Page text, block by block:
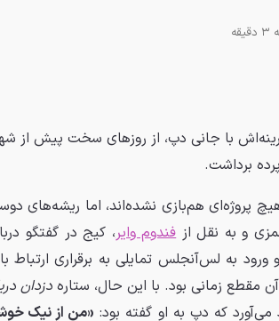
با جانی دپ، از روزهای سخت پیش از
برداشت.
پروژه‌ای هم‌بازی نشده‌اند، اما ریشه‌های
فندوم وایر، کیج در گفتگو
به لس‌آنجلس تمایلی به برقراری ارتباط
مقطع زمانی بود. با این حال، ستارهدزدان
که دپ به او گفته بود: «من از نیک